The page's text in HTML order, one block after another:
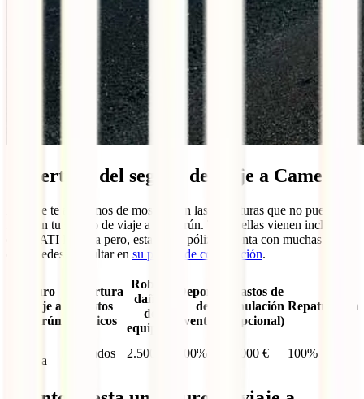
Cobertura del seguro de viaje a Camerún
Las que te acabamos de mostrar son las coberturas que no pueden
faltar en tu seguro de viaje a Camerún. Todas ellas vienen incluidas
en tu IATI Estrella pero, esta súper póliza, cuenta con muchas más
que puedes consultar en su página de contratación.
Seguro
de viaje a
Camerún
Cobertura
Gastos
Médicos
Robo y
daños
de
equipaje
Deportes
de
aventura
Gastos de
anulación
(opcional)
Repatriación
Estrella
Ilimitados 2.500 € 100% 6.000 € 100%